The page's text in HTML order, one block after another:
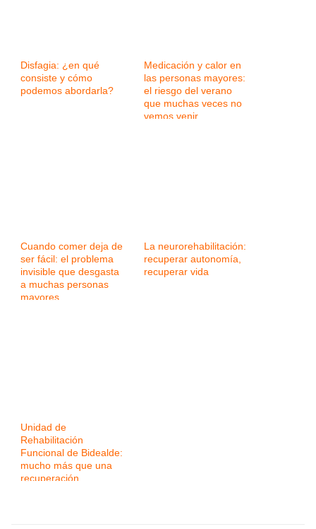
Disfagia: ¿en qué
consiste y cómo
podemos abordarla?
Medicación y calor en
las personas mayores:
el riesgo del verano
que muchas veces no
vemos venir
Cuando comer deja de
ser fácil: el problema
invisible que desgasta
a muchas personas
mayores
La neurorehabilitación:
recuperar autonomía,
recuperar vida
Unidad de
Rehabilitación
Funcional de Bidealde:
mucho más que una
recuperación